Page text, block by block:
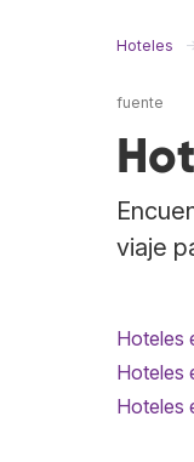
Hoteles
fuente
viaje
Hoteles
Hoteles
Hoteles